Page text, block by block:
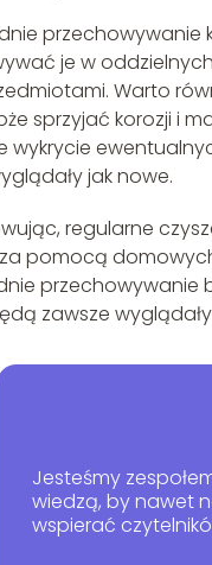
przechowywanie
je w
Warto
sprzyjać korozji i
wykrycie
jak nowe.
regularne
pomocą
przechowywanie
zawsze
Jesteśmy
wiedzą, by nawet
wspierać